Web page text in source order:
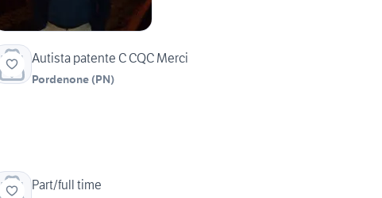
Autista patente C CQC Merci
Pordenone (PN)
Part/full time